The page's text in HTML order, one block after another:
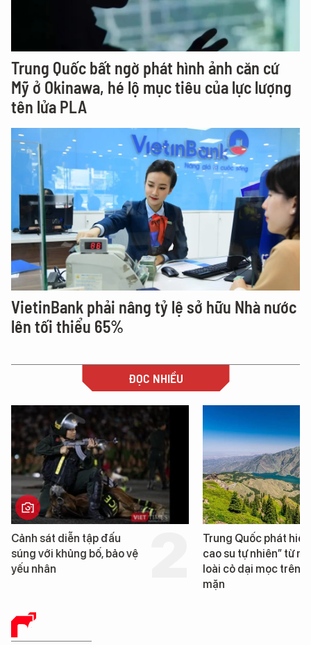
Trung Quốc bất ngờ phát hình ảnh căn cứ
Mỹ ở Okinawa, hé lộ mục tiêu của lực lượng
tên lửa PLA
VietinBank phải nâng tỷ lệ sở hữu Nhà nước
lên tối thiểu 65%
ĐỌC NHIỀU
Cảnh sát diễn tập đấu
súng với khủng bố, bảo vệ
yếu nhân
Trung Quốc phát hiện
cao su tự nhiên” từ
loài cỏ dại mọc trên
mặn
BÁO CHÍ SỐ